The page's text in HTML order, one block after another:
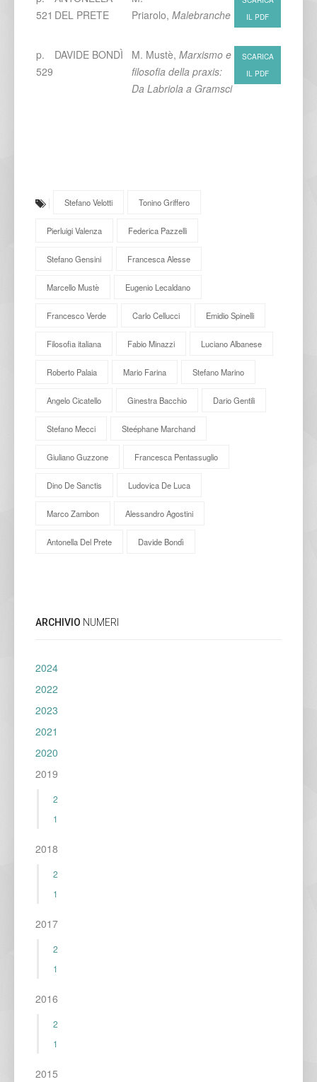
521 DEL PRETE
Priarolo, Malebranche
IL PDF
p.
529
DAVIDE BONDÌ M. Mustè, Marxismo e
filosofia della praxis:
Da Labriola a Gramsci
SCARICA
IL PDF
Stefano Velotti Tonino Griffero
Pierluigi Valenza Federica Pazzelli
Stefano Gensini Francesca Alesse
Marcello Mustè Eugenio Lecaldano
Francesco Verde Carlo Cellucci Emidio Spinelli
Filosofia italiana Fabio Minazzi Luciano Albanese
Roberto Palaia Mario Farina Stefano Marino
Angelo Cicatello Ginestra Bacchio Dario Gentili
Stefano Mecci Steéphane Marchand
Giuliano Guzzone Francesca Pentassuglio
Dino De Sanctis Ludovica De Luca
Marco Zambon Alessandro Agostini
Antonella Del Prete Davide Bondì
ARCHIVIO NUMERI
2024
2022
2023
2021
2020
2019
2
1
2018
2
1
2017
2
1
2016
2
1
2015